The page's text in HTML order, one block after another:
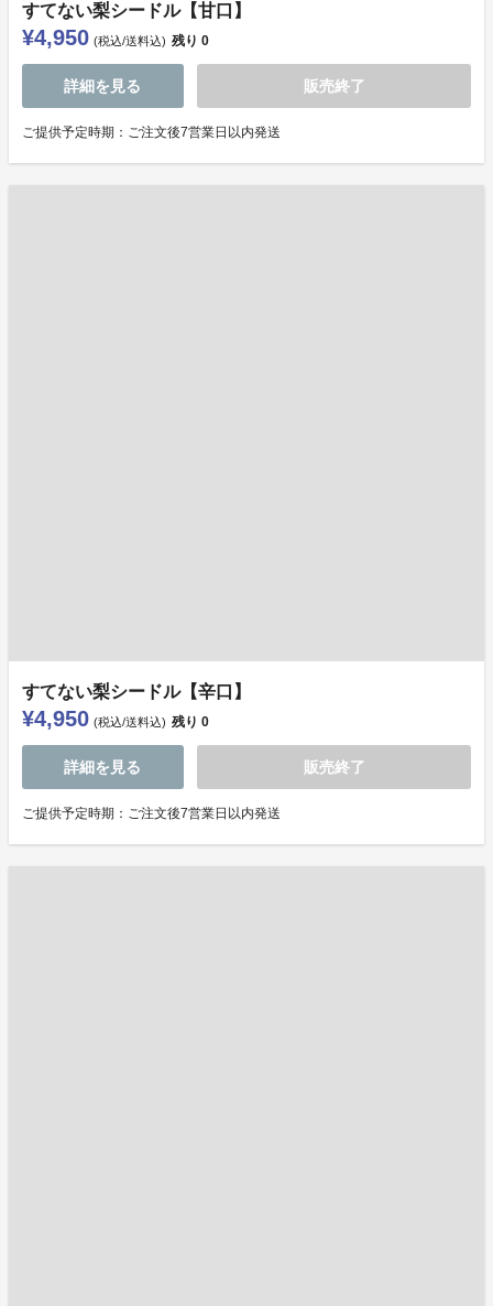
すてない梨シードル【甘口】
¥4,950 (税込/送料込) 残り 0
詳細を見る 販売終了
ご提供予定時期：ご注文後7営業日以内発送
すてない梨シードル【辛口】
¥4,950 (税込/送料込) 残り 0
詳細を見る 販売終了
ご提供予定時期：ご注文後7営業日以内発送